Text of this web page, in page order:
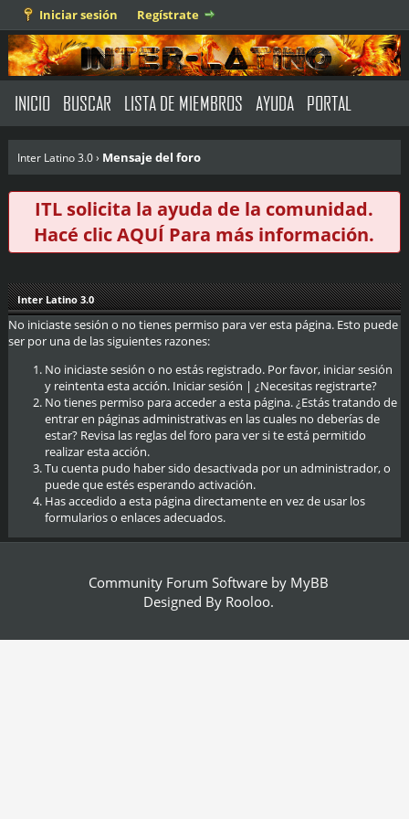
Iniciar sesión Regístrate
INICIO BUSCAR LISTA DE MIEMBROS AYUDA PORTAL
Inter Latino 3.0› Mensaje del foro
ITL solicita la ayuda de la comunidad.
Hacé clicAQUÍ Para más información.
Inter Latino 3.0
No iniciaste sesión o no tienes permiso para ver esta página. Esto puede
ser por una de las siguientes razones:
No iniciaste sesión o no estás registrado. Por favor, iniciar sesión
y reintenta esta acción. Iniciar sesión | ¿Necesitas registrarte?
No tienes permiso para acceder a esta página. ¿Estás tratando de
entrar en páginas administrativas en las cuales no deberías de
estar? Revisa las reglas del foro para ver si te está permitido
realizar esta acción.
Tu cuenta pudo haber sido desactivada por un administrador, o
puede que estés esperando activación.
Has accedido a esta página directamente en vez de usar los
formularios o enlaces adecuados.
Community Forum Software by MyBB
Designed By Rooloo.